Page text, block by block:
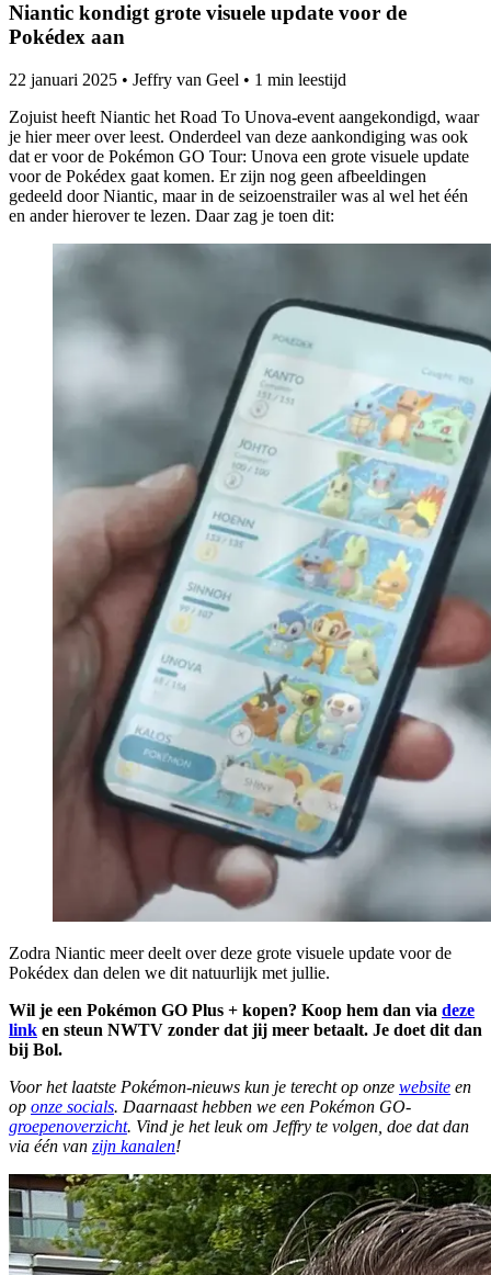
Niantic kondigt grote visuele update voor de
Pokédex aan
22 januari 2025 • Jeffry van Geel • 1 min leestijd
Zojuist heeft Niantic het Road To Unova-event aangekondigd, waar
je hier meer over leest. Onderdeel van deze aankondiging was ook
dat er voor de Pokémon GO Tour: Unova een grote visuele update
voor de Pokédex gaat komen. Er zijn nog geen afbeeldingen
gedeeld door Niantic, maar in de seizoenstrailer was al wel het één
en ander hierover te lezen. Daar zag je toen dit:
Zodra Niantic meer deelt over deze grote visuele update voor de
Pokédex dan delen we dit natuurlijk met jullie.
Wil je een Pokémon GO Plus + kopen? Koop hem dan via deze
link en steun NWTV zonder dat jij meer betaalt. Je doet dit dan
bij Bol.
Voor het laatste Pokémon-nieuws kun je terecht op onze website en
op onze socials. Daarnaast hebben we een Pokémon GO-
groepenoverzicht. Vind je het leuk om Jeffry te volgen, doe dat dan
via één van zijn kanalen!